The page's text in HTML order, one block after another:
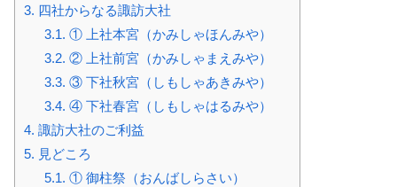
3. 四社からなる諏訪大社
3.1. ① 上社本宮（かみしゃほんみや）
3.2. ② 上社前宮（かみしゃまえみや）
3.3. ③ 下社秋宮（しもしゃあきみや）
3.4. ④ 下社春宮（しもしゃはるみや）
4. 諏訪大社のご利益
5. 見どころ
5.1. ① 御柱祭（おんばしらさい）